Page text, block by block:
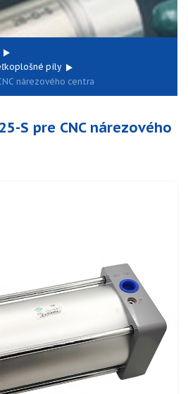
píly
nárezového centra
S pre CNC nárezového